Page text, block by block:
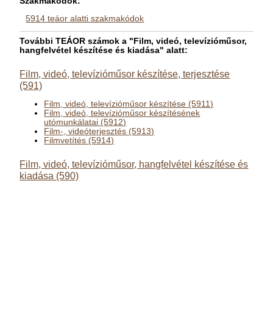
5914 teáor alatti szakmakódok
További TEÁOR számok a "Film, videó, televízióműsor,
hangfelvétel készítése és kiadása" alatt:
Film, videó, televízióműsor készítése, terjesztése
(591)
Film, videó, televízióműsor készítése (5911)
Film, videó, televízióműsor készítésének
utómunkálatai (5912)
Film-, videóterjesztés (5913)
Filmvetítés (5914)
Film, videó, televízióműsor, hangfelvétel készítése és
kiadása (590)